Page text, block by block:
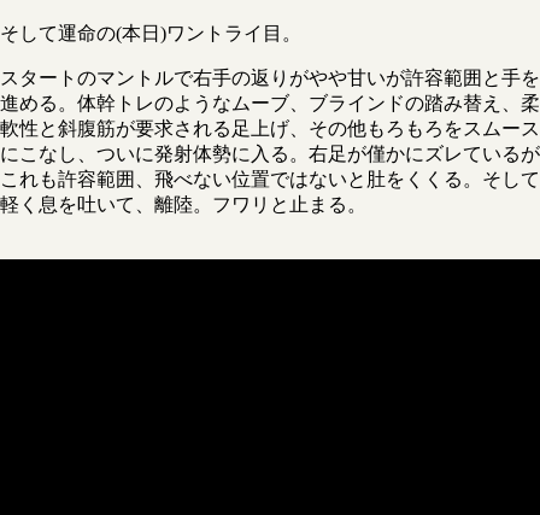
そして運命の(本日)ワントライ目。
スタートのマントルで右手の返りがやや甘いが許容範囲と手を
進める。体幹トレのようなムーブ、ブラインドの踏み替え、柔
軟性と斜腹筋が要求される足上げ、その他もろもろをスムース
にこなし、ついに発射体勢に入る。右足が僅かにズレているが
これも許容範囲、飛べない位置ではないと肚をくくる。そして
軽く息を吐いて、離陸。フワリと止まる。